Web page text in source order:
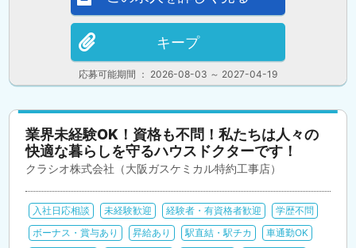
応募可能期間 ： 2026-08-03 ～ 2027-04-19
キープ
業界未経験OK！資格も不問！私たちは人々の
快適な暮らしを守るハウスドクターです！
クラシオ株式会社（大阪ガスケミカル特約工事店）
入社日応相談 未経験歓迎 経験者・有資格者歓迎
学歴不問
ボーナス・賞与あり
昇給あり 駅直結・駅チカ
車通勤OK